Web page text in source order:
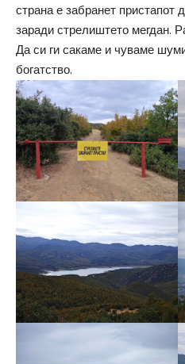
страна е забранет пристапот
заради стрелиштето мегдан.
Да си ги сакаме и чуваме
богатство.